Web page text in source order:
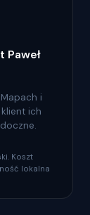
Paweł
i
klient ich
Koszt
lokalna